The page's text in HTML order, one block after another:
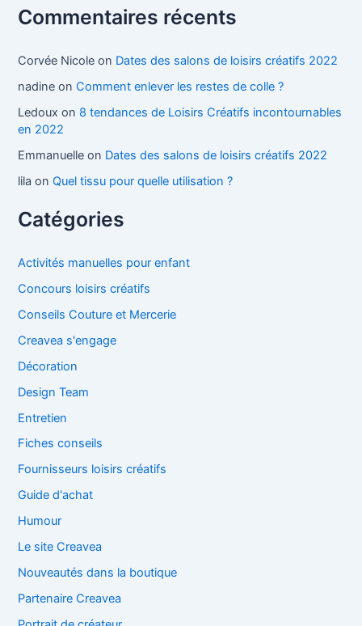
Commentaires récents
Corvée Nicole on Dates des salons de loisirs créatifs 2022
nadine on Comment enlever les restes de colle ?
Ledoux on 8 tendances de Loisirs Créatifs incontournables
en 2022
Emmanuelle on Dates des salons de loisirs créatifs 2022
lila on Quel tissu pour quelle utilisation ?
Catégories
Activités manuelles pour enfant
Concours loisirs créatifs
Conseils Couture et Mercerie
Creavea s'engage
Décoration
Design Team
Entretien
Fiches conseils
Fournisseurs loisirs créatifs
Guide d'achat
Humour
Le site Creavea
Nouveautés dans la boutique
Partenaire Creavea